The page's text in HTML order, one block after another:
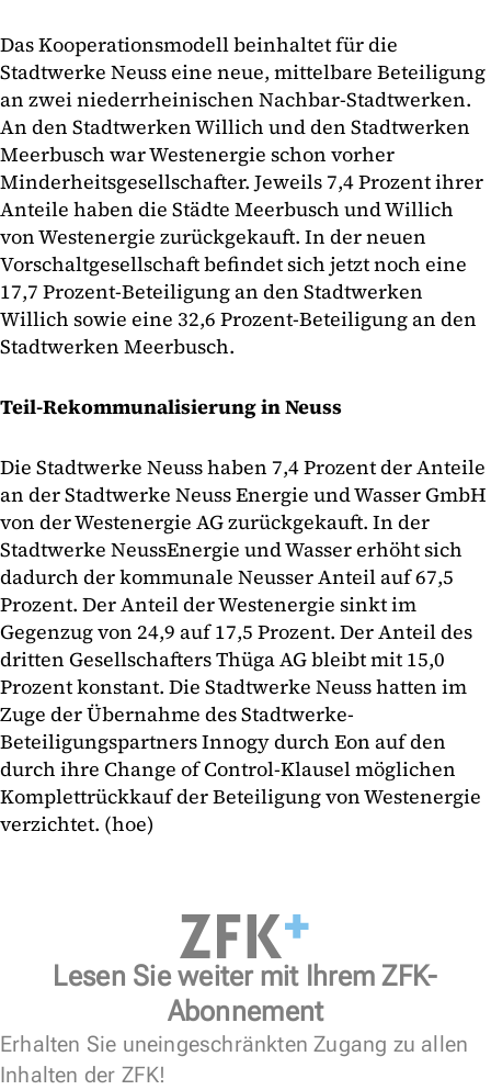
Das Kooperationsmodell beinhaltet für die
Stadtwerke Neuss eine neue, mittelbare Beteiligung
an zwei niederrheinischen Nachbar-Stadtwerken.
An den Stadtwerken Willich und den Stadtwerken
Meerbusch war Westenergie schon vorher
Minderheitsgesellschafter. Jeweils 7,4 Prozent ihrer
Anteile haben die Städte Meerbusch und Willich
von Westenergie zurückgekauft. In der neuen
Vorschaltgesellschaft befindet sich jetzt noch eine
17,7 Prozent-Beteiligung an den Stadtwerken
Willich sowie eine 32,6 Prozent-Beteiligung an den
Stadtwerken Meerbusch.
Teil-Rekommunalisierung inNeuss
Die Stadtwerke Neuss haben 7,4 Prozent der Anteile
an der Stadtwerke Neuss Energie und Wasser GmbH
von der Westenergie AG zurückgekauft. In der
Stadtwerke NeussEnergie und Wasser erhöht sich
dadurch der kommunale Neusser Anteil auf 67,5
Prozent. Der Anteil der Westenergie sinkt im
Gegenzug von 24,9 auf 17,5 Prozent. Der Anteil des
dritten Gesellschafters Thüga AG bleibt mit 15,0
Prozent konstant. Die Stadtwerke Neuss hatten im
Zuge der Übernahme des Stadtwerke-
Beteiligungspartners Innogy durch Eon auf den
durch ihre Change of Control-Klausel möglichen
Komplettrückkauf der Beteiligung von Westenergie
verzichtet. (hoe)
Lesen Sie weiter mit Ihrem ZFK-
Abonnement
Erhalten Sie uneingeschränkten Zugang zu allen
Inhalten der ZFK!